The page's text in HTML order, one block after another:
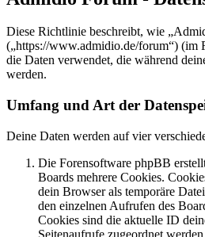
Diese Richtlinie beschreibt, wie
(„https://www.admidio.de/forum“) (im
die Daten verwendet, die während
werden.
Umfang und Art der
Deine Daten werden auf vier
Die Forensoftware phpBB
Boards mehrere Cookies.
dein Browser als temporäre
den einzelnen Aufrufen des
Cookies sind die aktuelle ID
Seitenaufrufe zugeordnet